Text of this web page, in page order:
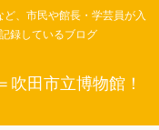
ど、市民や館長・学芸員が入
録しているブログ
田市立博物館！